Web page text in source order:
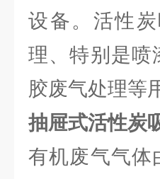
设备。活性
理、特别是喷
胶废气处理等
抽屉式活性炭
有机废气气体